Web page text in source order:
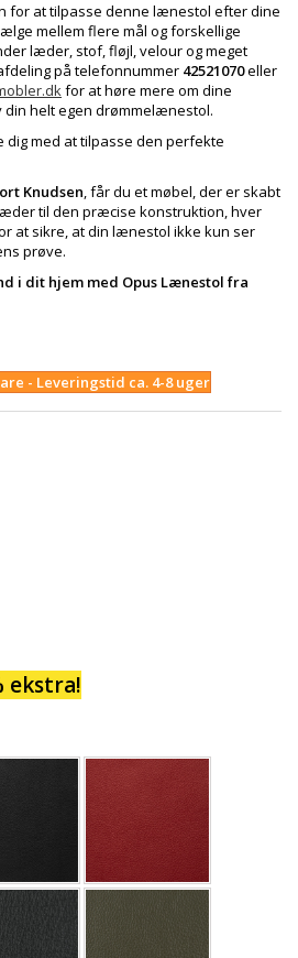
for at tilpasse denne lænestol efter dine
mellem flere mål og forskellige
læder, stof, fløjl, velour og meget
på telefonnummer 42521070eller
for at høre mere om dine
helt egen drømmelænestol.
med at tilpasse den perfekte
Knudsen, får du et møbel, der er skabt
til den præcise konstruktion, hver
at sikre, at din lænestol ikke kun ser
prøve.
i dit hjem med Opus Lænestol fra
- Leveringstid ca. 4-8 uger
ekstra!